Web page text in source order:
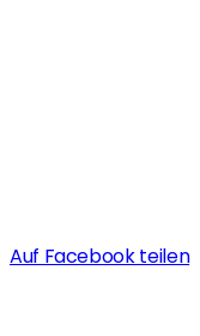
Auf Facebook teilen